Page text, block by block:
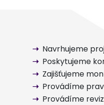
Navrhujeme
Poskytujeme
Zajišťujeme
Provádíme
Provádíme